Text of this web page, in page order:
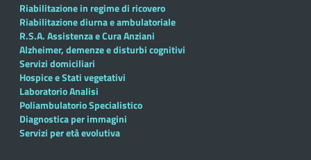
Riabilitazione in regime di ricovero
Riabilitazione diurna e ambulatoriale
R.S.A. Assistenza e Cura Anziani
Alzheimer, demenze e disturbi cognitivi
Servizi domiciliari
Hospice e Stati vegetativi
Laboratorio Analisi
Poliambulatorio Specialistico
Diagnostica per immagini
Servizi per età evolutiva